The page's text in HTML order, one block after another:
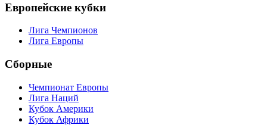
Европейские кубки
Лига Чемпионов
Лига Европы
Сборные
Чемпионат Европы
Лига Наций
Кубок Америки
Кубок Африки